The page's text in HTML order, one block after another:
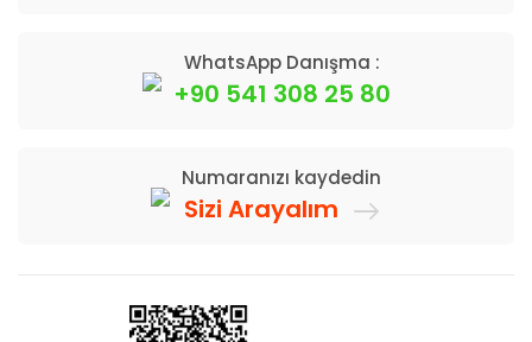
WhatsApp Danışma :
+90 541 308 25 80
Numaranızı kaydedin
Sizi Arayalım